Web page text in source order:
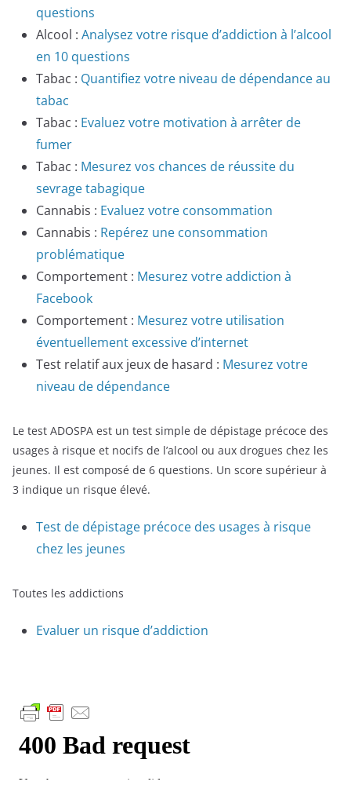
questions
Alcool : Analysez votre risque d’addiction à l’alcool
en 10 questions
Tabac : Quantifiez votre niveau de dépendance au
tabac
Tabac : Evaluez votre motivation à arrêter de
fumer
Tabac : Mesurez vos chances de réussite du
sevrage tabagique
Cannabis : Evaluez votre consommation
Cannabis : Repérez une consommation
problématique
Comportement : Mesurez votre addiction à
Facebook
Comportement : Mesurez votre utilisation
éventuellement excessive d’internet
Test relatif aux jeux de hasard : Mesurez votre
niveau de dépendance
Le test ADOSPA est un test simple de dépistage précoce des
usages à risque et nocifs de l’alcool ou aux drogues chez les
jeunes. Il est composé de 6 questions. Un score supérieur à
3 indique un risque élevé.
Test de dépistage précoce des usages à risque
chez les jeunes
Toutes les addictions
Evaluer un risque d’addiction